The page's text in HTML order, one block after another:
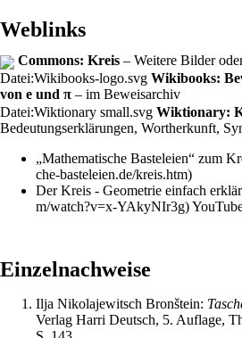
Weblinks
Commons: Kreis – Weitere Bilder
Datei:Wikibooks-logo.svg Wikibooks:
von e und π – im Beweisarchiv
Datei:Wiktionary small.svg Wiktionary:
Bedeutungserklärungen, Wortherkunft,
„Mathematische Basteleien“ zum
Der Kreis - Geometrie einfach
Einzelnachweise
Ilja Nikolajewitsch Bronštein:
Verlag Harri Deutsch, 5. Auflage,